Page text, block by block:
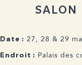
Date : 27, 28 & 29
Endroit : Palais des